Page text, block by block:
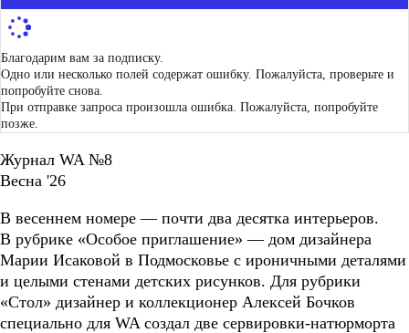
Благодарим вам за подписку.
Одно или несколько полей содержат ошибку. Пожалуйста, проверьте и
попробуйте снова.
При отправке запроса произошла ошибка. Пожалуйста, попробуйте
позже.
Журнал WA №8
Весна '26
В весеннем номере — почти два десятка интерьеров.
В рубрике «Особое приглашение» — дом дизайнера
Марии Исаковой в Подмосковье с ироничными деталями
и целыми стенами детских рисунков. Для рубрики
«Стол» дизайнер и коллекционер Алексей Бочков
специально для WA создал две сервировки-натюрморта